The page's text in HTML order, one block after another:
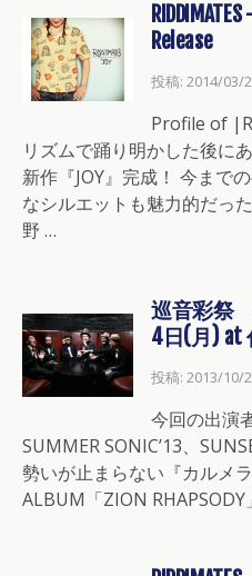
Release
投稿: 2014/03/
Profile of
リズムで踊り明かした後に
新作『JOY』完成！ 今まで
なシルエットも魅力的だっ
野 …
巡音彩祭 -
4日(月) at
投稿: 2013/10/
今回の出演
SUMMER SONIC’13、
勢いが止まらない『カルメ
ALBUM「ZION